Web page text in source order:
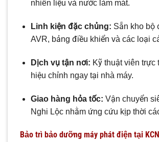
nhiên liệu và nước làm mát.
Linh kiện đặc chủng: Sẵn kho bộ
AVR, bảng điều khiển và các loại
Dịch vụ tận nơi: Kỹ thuật viên trực
hiệu chỉnh ngay tại nhà máy.
Giao hàng hỏa tốc: Vận chuyển
Nghi Lộc nhằm ứng cứu kịp thời
Bảo trì bảo dưỡng máy phát điện tại